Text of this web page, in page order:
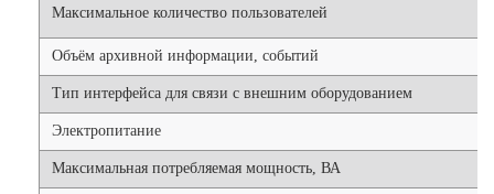
Максимальное количество пользователей
Объём архивной информации, событий
Тип интерфейса для связи с внешним оборудованием
Электропитание
Максимальная потребляемая мощность, ВА